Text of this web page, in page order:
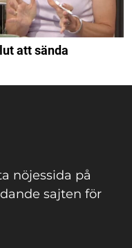
att sända
nöjessida på
sajten för